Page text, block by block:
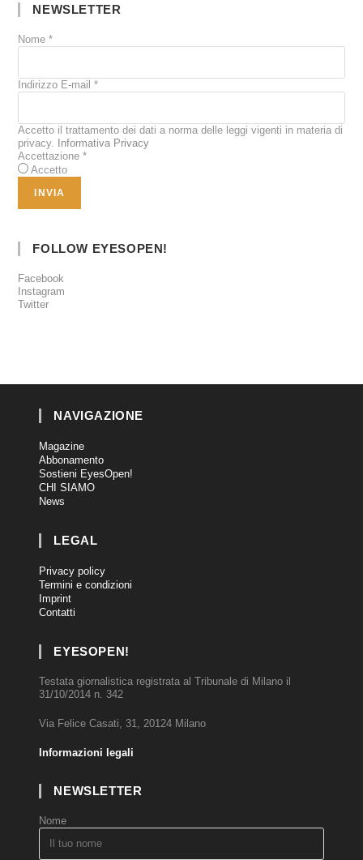
NEWSLETTER
Nome*
Indirizzo E-mail*
Accetto il trattamento dei dati a norma delle leggi vigenti in materia di
privacy.
Informativa Privacy
Accettazione*
Accetto
FOLLOW EYESOPEN!
Facebook
Instagram
Twitter
NAVIGAZIONE
Magazine
Abbonamento
Sostieni EyesOpen!
CHI SIAMO
News
LEGAL
Privacy policy
Termini e condizioni
Imprint
Contatti
EYESOPEN!
Testata giornalistica registrata al Tribunale di Milano il
31/10/2014 n. 342
Via Felice Casati, 31, 20124 Milano
Informazioni legali
NEWSLETTER
Nome